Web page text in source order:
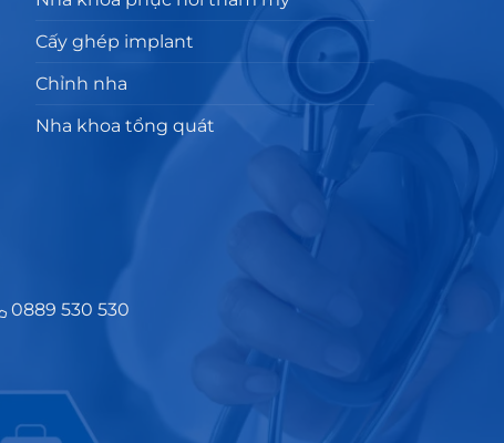
Cấy ghép implant
Chỉnh nha
Nha khoa tổng quát
0889 530 530